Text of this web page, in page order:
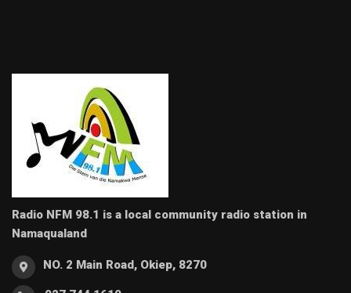
Radio NFM 98.1 is a local community radio station in
Namaqualand
NO. 2 Main Road, Okiep, 8270